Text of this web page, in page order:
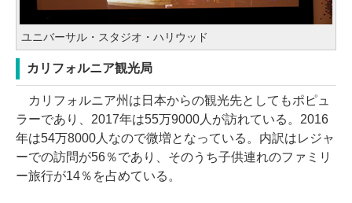
ユニバーサル・スタジオ・ハリウッド
カリフォルニア観光局
カリフォルニア州は日本からの観光先としてもポピュ
ラーであり、2017年は55万9000人が訪れている。2016
年は54万8000人なので微増となっている。内訳はレジャ
ーでの訪問が56％であり、そのうち子供連れのファミリ
ー旅行が14％を占めている。